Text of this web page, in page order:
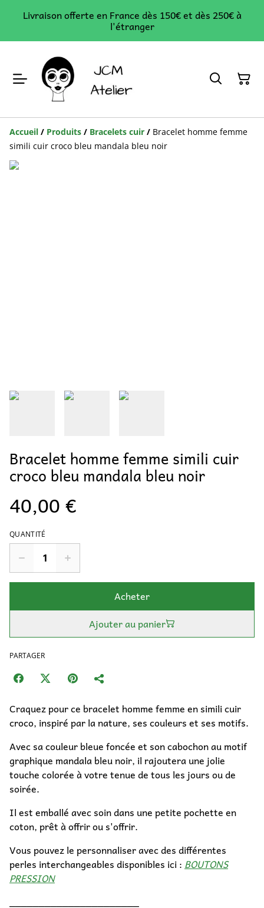
Livraison offerte en France dès 150€ et dès 250€ à
l'étranger
Accueil / Produits / Bracelets cuir / Bracelet homme femme
simili cuir croco bleu mandala bleu noir
Bracelet homme femme simili cuir
croco bleu mandala bleu noir
40,00 €
QUANTITÉ
Acheter
Ajouter au panier
PARTAGER
Craquez pour ce bracelet homme femme en simili cuir
croco, inspiré par la nature, ses couleurs et ses motifs.
Avec sa couleur bleue foncée et son cabochon au motif
graphique mandala bleu noir, il rajoutera une jolie
touche colorée à votre tenue de tous les jours ou de
soirée.
Il est emballé avec soin dans une petite pochette en
coton, prêt à offrir ou s'offrir.
Vous pouvez le personnaliser avec des différentes
perles interchangeables disponibles ici : BOUTONS
PRESSION